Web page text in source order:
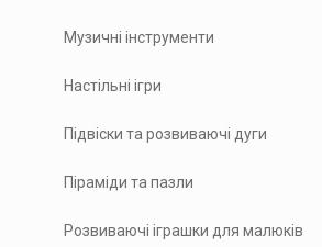
Музичні інструменти
Настільні ігри
Підвіски та розвиваючі дуги
Піраміди та пазли
Розвиваючі іграшки для малюків